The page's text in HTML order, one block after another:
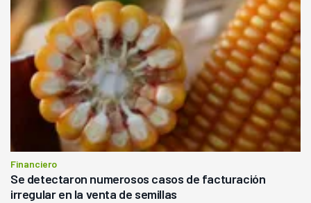
Financiero
Se detectaron numerosos casos de facturación
irregular en la venta de semillas